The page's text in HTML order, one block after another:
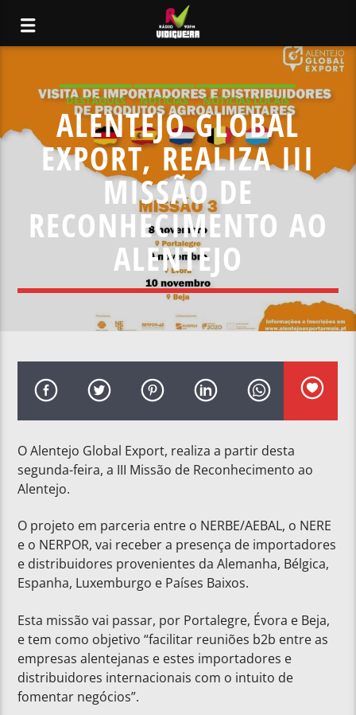
DESTAQUES NOTICIAS
NOTÍCIAS LOCAIS
NOTÍCIAS NACIONAIS
ALENTEJO GLOBAL
EXPORT, REALIZA III
MISSÃO DE
RECONHECIMENTO AO
ALENTEJO
O Alentejo Global Export, realiza a partir desta
segunda-feira, a III Missão de Reconhecimento ao
Alentejo.
O projeto em parceria entre o NERBE/AEBAL, o NERE
e o NERPOR, vai receber a presença de importadores
e distribuidores provenientes da Alemanha, Bélgica,
Espanha, Luxemburgo e Países Baixos.
Esta missão vai passar, por Portalegre, Évora e Beja,
e tem como objetivo “facilitar reuniões b2b entre as
empresas alentejanas e estes importadores e
distribuidores internacionais com o intuito de
fomentar negócios”.